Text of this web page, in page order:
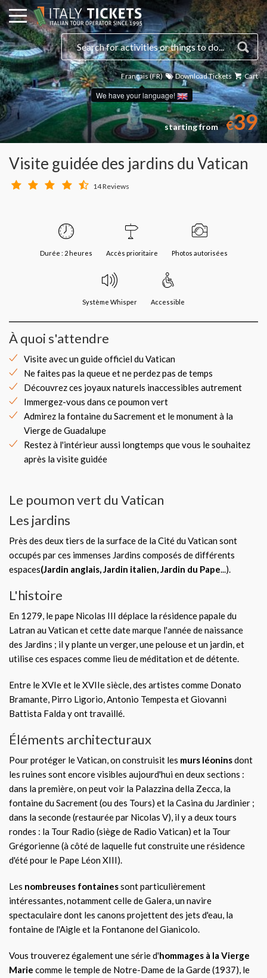
Français (FR)
We have your language!
Download Tickets Cart
starting from €39
Visite guidée des jardins du Vatican
14 Reviews
Durée : 2 heures Accès prioritaire Photos autorisées
Système Whisper Accessible
À quoi s'attendre
Visite avec un guide officiel du Vatican
Ne faites pas la queue et ne perdez pas de temps
Découvrez ces joyaux naturels inaccessibles autrement
Immergez-vous dans ce poumon vert
Admirez la fontaine du Sacrement et le monument à la
Vierge de Guadalupe
Restez à l'intérieur aussi longtemps que vous le souhaitez
après la visite guidée
Le poumon vert du Vatican
Les jardins
Près des deux tiers de la surface de la Cité du Vatican sont
occupés par ces immenses Jardins composés de différents
espaces(Jardin anglais, Jardin italien, Jardin du Pape...).
L'histoire
En 1279, le pape Nicolas III déplace la résidence papale du
Latran au Vatican et cette date marque l'année de naissance
des Jardins ; il y plante un verger, une pelouse et un jardin, et
utilise ces espaces comme lieu de méditation et de détente.
Entre le XVIe et le XVIIe siècle, des artistes comme Donato
Bramante, Pirro Ligorio, Antonio Tempesta et Giovanni
Battista Falda y ont travaillé.
Éléments architecturaux
Pour protéger le Vatican, on construisit les murs léoninsdont
les ruines sont encore visibles aujourd'hui en deux sections :
dans la première, on peut voir la Palazzina della Zecca, la
fontaine du Sacrement (ou des Tours) et la Casina du Jardinier ;
dans la seconde (restaurée par Nicolas V), il y a deux tours
rondes : la Tour Radio (siège de Radio Vatican) et la Tour
Grégorienne (à côté de laquelle fut construite une résidence
d'été pour le Pape Léon XIII).
Les nombreuses fontainessont particulièrement
intéressantes, notamment celle de Galera, un navire
spectaculaire dont les canons projettent des jets d'eau, la
fontaine de l'Aigle et la Fontanone del Gianicolo.
Vous trouverez également une série d'hommages à la Vierge
Marie comme le temple de Notre-Dame de la Garde (1937), le